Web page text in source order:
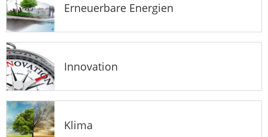
Erneuerbare Energien
Innovation
Klima